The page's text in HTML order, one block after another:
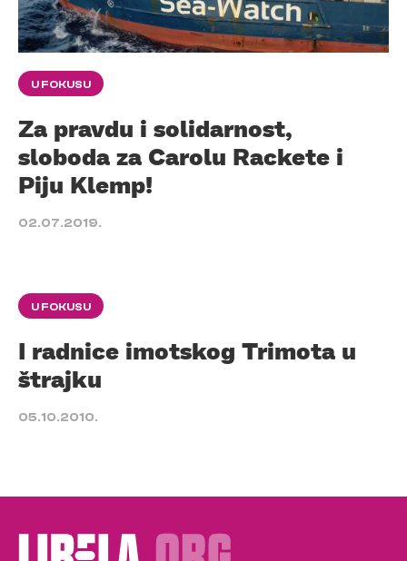
U FOKUSU
Za pravdu i solidarnost,
sloboda za Carolu Rackete i
Piju Klemp!
02.07.2019.
U FOKUSU
I radnice imotskog Trimota u
štrajku
05.10.2010.